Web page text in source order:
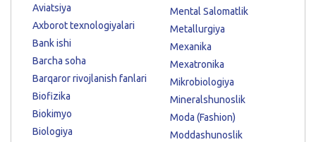
Aviatsiya
Axborot texnologiyalari
Bank ishi
Barcha soha
Barqaror rivojlanish fanlari
Biofizika
Biokimyo
Biologiya
Mental Salomatlik
Metallurgiya
Mexanika
Mexatronika
Mikrobiologiya
Mineralshunoslik
Moda (Fashion)
Moddashunoslik